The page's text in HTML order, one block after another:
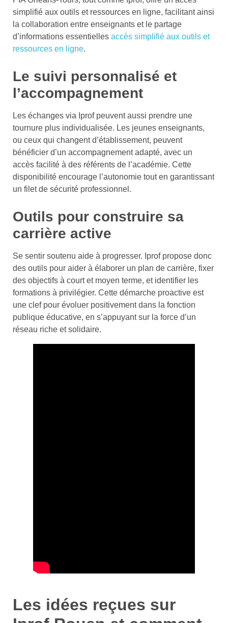
simplifié aux outils et ressources en ligne, facilitant ainsi
la collaboration entre enseignants et le partage
d’informations essentielles accès simplifié aux outils et
ressources en ligne.
Le suivi personnalisé et
l’accompagnement
Les échanges via Iprof peuvent aussi prendre une
tournure plus individualisée. Les jeunes enseignants,
ou ceux qui changent d’établissement, peuvent
bénéficier d’un accompagnement adapté, avec un
accès facilité à des référents de l’académie. Cette
disponibilité encourage l’autonomie tout en garantissant
un filet de sécurité professionnel.
Outils pour construire sa
carrière active
Se sentir soutenu aide à progresser. Iprof propose donc
des outils pour aider à élaborer un plan de carrière, fixer
des objectifs à court et moyen terme, et identifier les
formations à privilégier. Cette démarche proactive est
une clef pour évoluer positivement dans la fonction
publique éducative, en s’appuyant sur la force d’un
réseau riche et solidaire.
Les idées reçues sur